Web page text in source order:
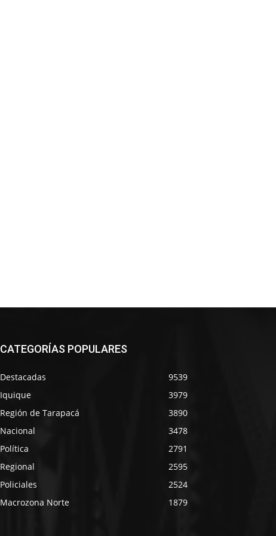
CATEGORÍAS POPULARES
Destacadas
9539
Iquique
3979
Región de Tarapacá
3890
Nacional
3478
Política
2791
Regional
2595
Policiales
2524
Macrozona Norte
1879